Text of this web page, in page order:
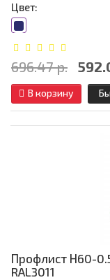
Цвет:
696.47 р.
В корзину
Профлист Н60-
RAL3011